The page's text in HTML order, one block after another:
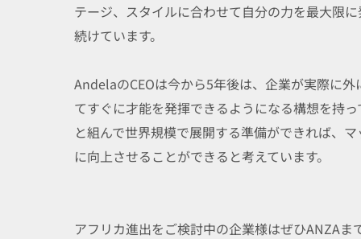
テージ、スタイルに合わせて自分の力を最大限
続けています。
AndelaのCEOは今から5年後は、企業が実際に
てすぐに才能を発揮できるようになる構想を持
と組んで世界規模で展開する準備ができれば、
に向上させることができると考えています。
アフリカ進出をご検討中の企業様はぜひANZAま